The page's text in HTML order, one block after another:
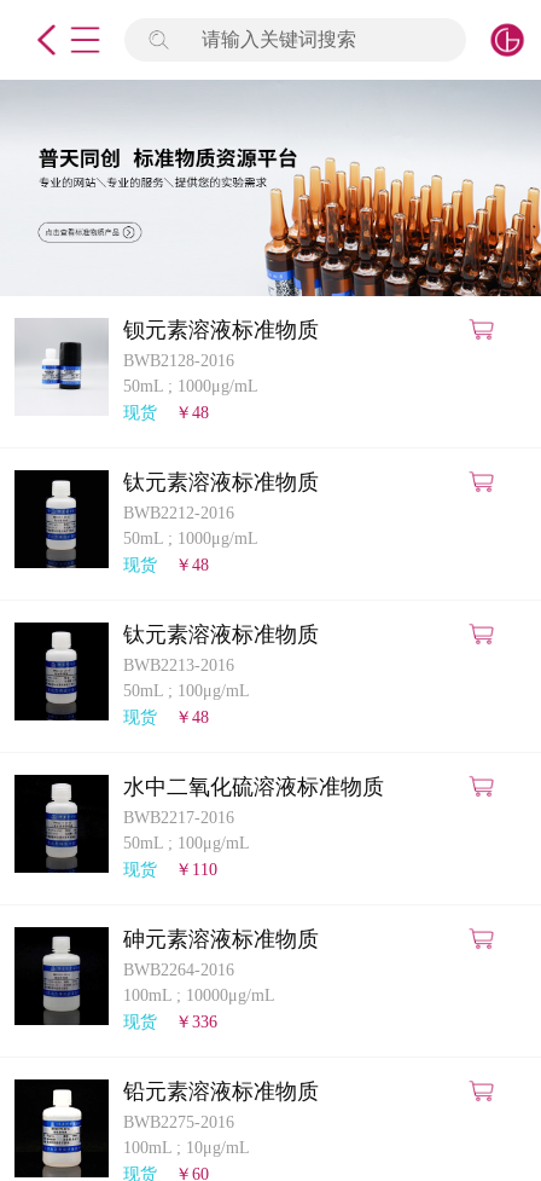
请输入关键词搜索
钡元素溶液标准物质
BWB2128-2016
50mL ; 1000μg/mL
现货
￥48
钛元素溶液标准物质
BWB2212-2016
50mL ; 1000μg/mL
现货
￥48
钛元素溶液标准物质
BWB2213-2016
50mL ; 100μg/mL
现货
￥48
水中二氧化硫溶液标准物质
BWB2217-2016
50mL ; 100μg/mL
现货
￥110
砷元素溶液标准物质
BWB2264-2016
100mL ; 10000μg/mL
现货
￥336
铅元素溶液标准物质
BWB2275-2016
100mL ; 10μg/mL
现货
￥60
签到
标准物质
产品专项
微生物检测/质控品
定制标物
定制仪器
计量课堂
知识交流
公司主页
购物车
会员中心
联系我们
返回主页